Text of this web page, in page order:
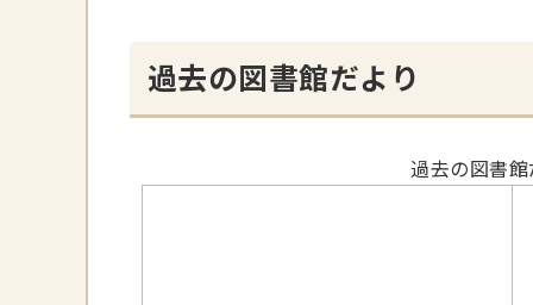
過去の図書館だより
過去の図書